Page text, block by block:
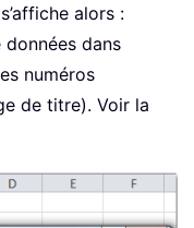
alors :
dans
numéros
de titre). Voir la